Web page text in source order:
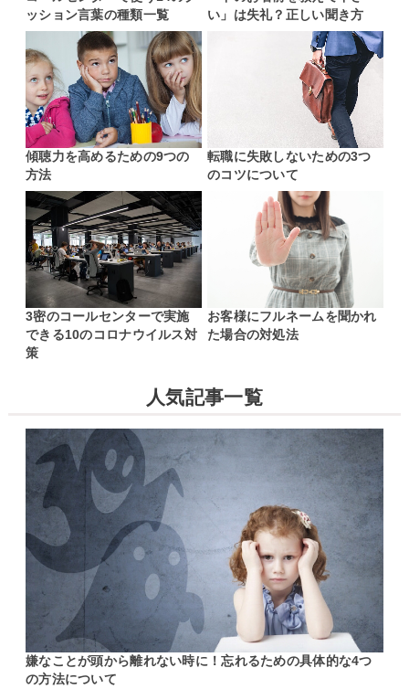
ッション言葉の種類一覧
い」は失礼？正しい聞き方
傾聴力を高めるための9つの
方法
転職に失敗しないための3つ
のコツについて
3密のコールセンターで実施
できる10のコロナウイルス対
策
お客様にフルネームを聞かれ
た場合の対処法
人気記事一覧
嫌なことが頭から離れない時に！忘れるための具体的な4つ
の方法について